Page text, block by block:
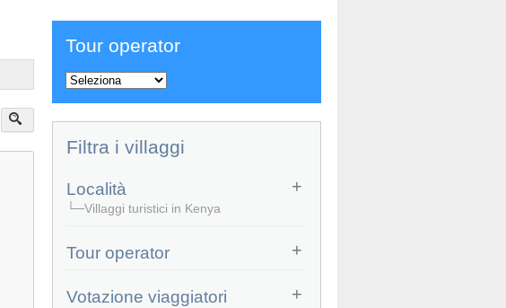
Tour operator
Filtra i villaggi
Località
└─Villaggi turistici in Kenya
Tour operator
Votazione viaggiatori